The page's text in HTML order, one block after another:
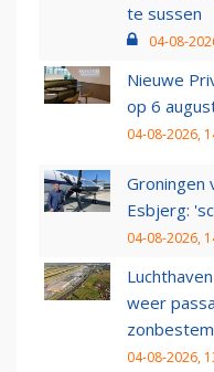
te sussen
04-08-
Nieuwe
op 6
04-08-2026,
Groningen
Esbjerg:
04-08-2026,
weer
04-08-2026,